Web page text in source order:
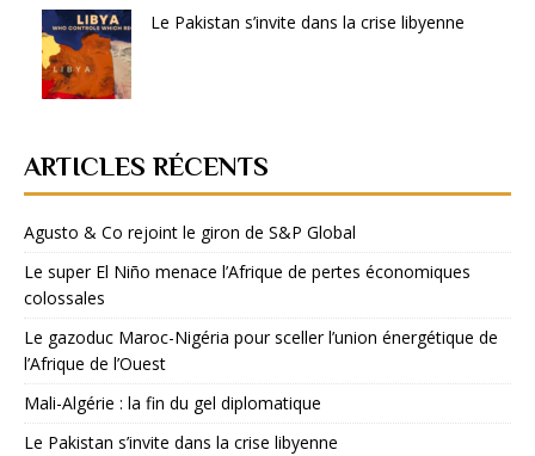
Le Pakistan s’invite dans la crise libyenne
ARTICLES RÉCENTS
Agusto & Co rejoint le giron de S&P Global
Le super El Niño menace l’Afrique de pertes économiques
colossales
Le gazoduc Maroc-Nigéria pour sceller l’union énergétique de
l’Afrique de l’Ouest
Mali-Algérie : la fin du gel diplomatique
Le Pakistan s’invite dans la crise libyenne